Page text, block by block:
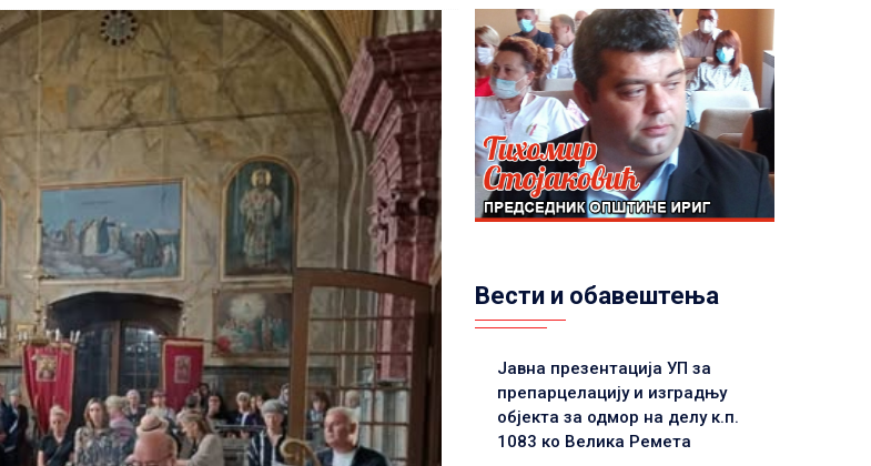
Вести и обавештења
Јавна презентација УП за
препарцелацију и изградњу
објекта за одмор на делу к.п.
1083 ко Велика Ремета